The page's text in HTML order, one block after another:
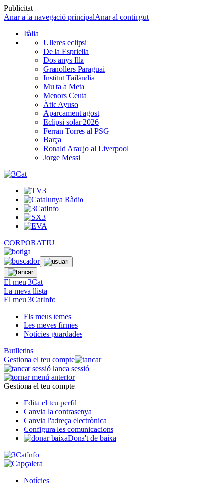
Publicitat
Anar a la navegació principalAnar al contingut
Itàlia
Ulleres eclipsi
De la Espriella
Dos anys Illa
Granollers Paraguai
Institut Tailàndia
Multa a Meta
Menors Ceuta
Àtic Ayuso
Aparcament agost
Eclipsi solar 2026
Ferran Torres al PSG
Barça
Ronald Araujo al Liverpool
Jorge Messi
CORPORATIU
El meu 3Cat
La meva llista
El meu 3CatInfo
Els meus temes
Les meves firmes
Notícies guardades
Butlletins
Gestiona el teu compte
Tanca sessió
Gestiona el teu compte
Edita el teu perfil
Canvia la contrasenya
Canvia l'adreça electrònica
Configura les comunicacions
Dona't de baixa
Notícies